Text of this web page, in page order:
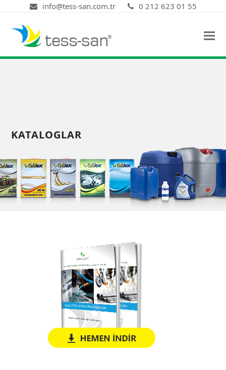
info@tess-san.com.tr 0 212 623 01 55
KATALOGLAR